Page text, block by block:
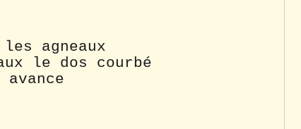
agneaux
le dos courbé